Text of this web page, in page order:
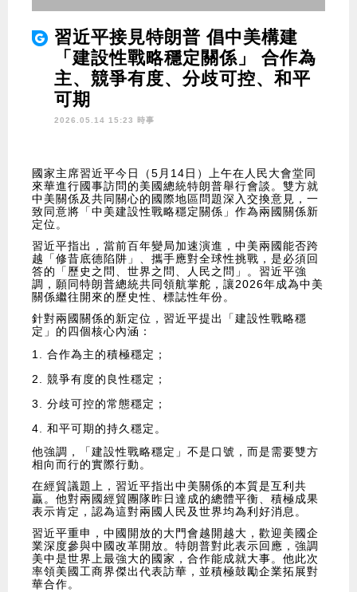
習近平接見特朗普 倡中美構建
「建設性戰略穩定關係」 合作為
主、競爭有度、分歧可控、和平
可期
2026.05.14 15:23 時事
國家主席習近平今日（5月14日）上午在人民大會堂同
來華進行國事訪問的美國總統特朗普舉行會談。雙方就
中美關係及共同關心的國際地區問題深入交換意見，一
致同意將「中美建設性戰略穩定關係」作為兩國關係新
定位。
習近平指出，當前百年變局加速演進，中美兩國能否跨
越「修昔底德陷阱」、攜手應對全球性挑戰，是必須回
答的「歷史之問、世界之問、人民之問」。習近平強
調，願同特朗普總統共同領航掌舵，讓2026年成為中美
關係繼往開來的歷史性、標誌性年份。
針對兩國關係的新定位，習近平提出「建設性戰略穩
定」的四個核心內涵：
合作為主的積極穩定；
競爭有度的良性穩定；
分歧可控的常態穩定；
和平可期的持久穩定。
他強調，「建設性戰略穩定」不是口號，而是需要雙方
相向而行的實際行動。
在經貿議題上，習近平指出中美關係的本質是互利共
贏。他對兩國經貿團隊昨日達成的總體平衡、積極成果
表示肯定，認為這對兩國人民及世界均為利好消息。
習近平重申，中國開放的大門會越開越大，歡迎美國企
業深度參與中國改革開放。特朗普對此表示回應，強調
美中是世界上最強大的國家，合作能成就大事。他此次
率領美國工商界傑出代表訪華，並積極鼓勵企業拓展對
華合作。